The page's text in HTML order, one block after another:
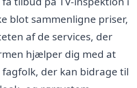
blot sammenligne priser,
af de services, der
hjælper dig med at
der kan bidrage til